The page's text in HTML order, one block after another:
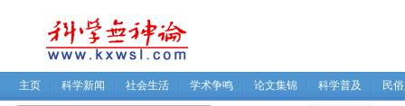
主页 科学新闻 社会生活 学术争鸣 论文集锦 科学普及 民